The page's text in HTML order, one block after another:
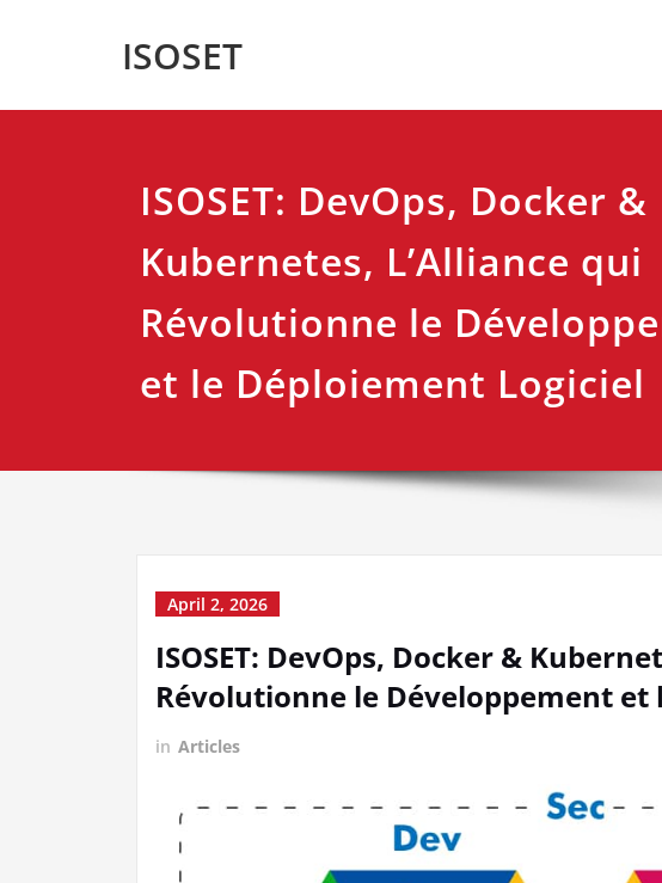
ISOSET
ISOSET: DevOps, Docker &
Kubernetes, L’Alliance qui
Révolutionne le
et le Déploiement Logiciel
April 2, 2026
ISOSET: DevOps, Docker &
Révolutionne le Développement et
in Articles